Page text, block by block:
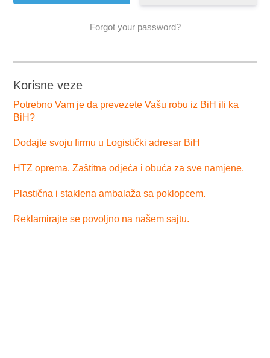
Forgot your password?
Korisne veze
Potrebno Vam je da prevezete Vašu robu iz BiH ili ka
BiH?
Dodajte svoju firmu u Logistički adresar BiH
HTZ oprema. Zaštitna odjeća i obuća za sve namjene.
Plastična i staklena ambalaža sa poklopcem.
Reklamirajte se povoljno na našem sajtu.